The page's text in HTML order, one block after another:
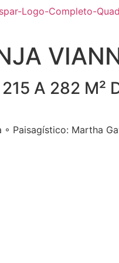
A 282 M²
Paisagístico: Martha